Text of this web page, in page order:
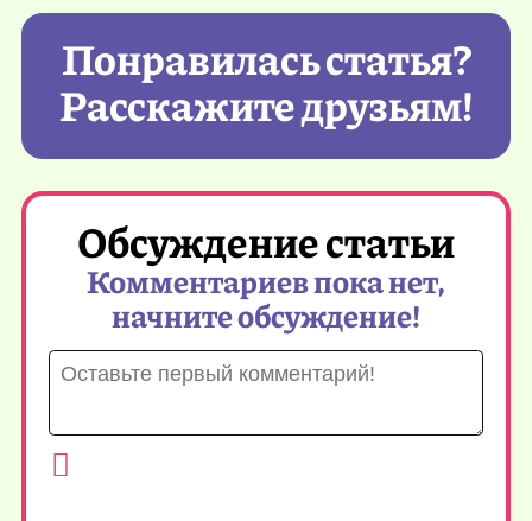
Понравилась статья?
Расскажите друзьям!
Обсуждение статьи
Комментариев пока нет,
начните обсуждение!